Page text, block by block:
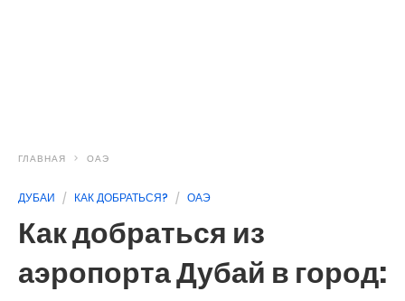
ГЛАВНАЯ ОАЭ
ДУБАИ КАК ДОБРАТЬСЯ? ОАЭ
Как добраться из
аэропорта Дубай в город: